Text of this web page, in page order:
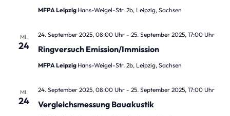
MFPA Leipzig Hans-Weigel-Str. 2b, Leipzig, Sachsen
MI.
24 Ringversuch Emission/Immission
24. September 2025, 08:00 Uhr- 25. September 2025, 17:00 Uhr
MFPA Leipzig Hans-Weigel-Str. 2b, Leipzig, Sachsen
MI.
24 Vergleichsmessung Bauakustik
24. September 2025, 08:00 Uhr- 25. September 2025, 17:00 Uhr